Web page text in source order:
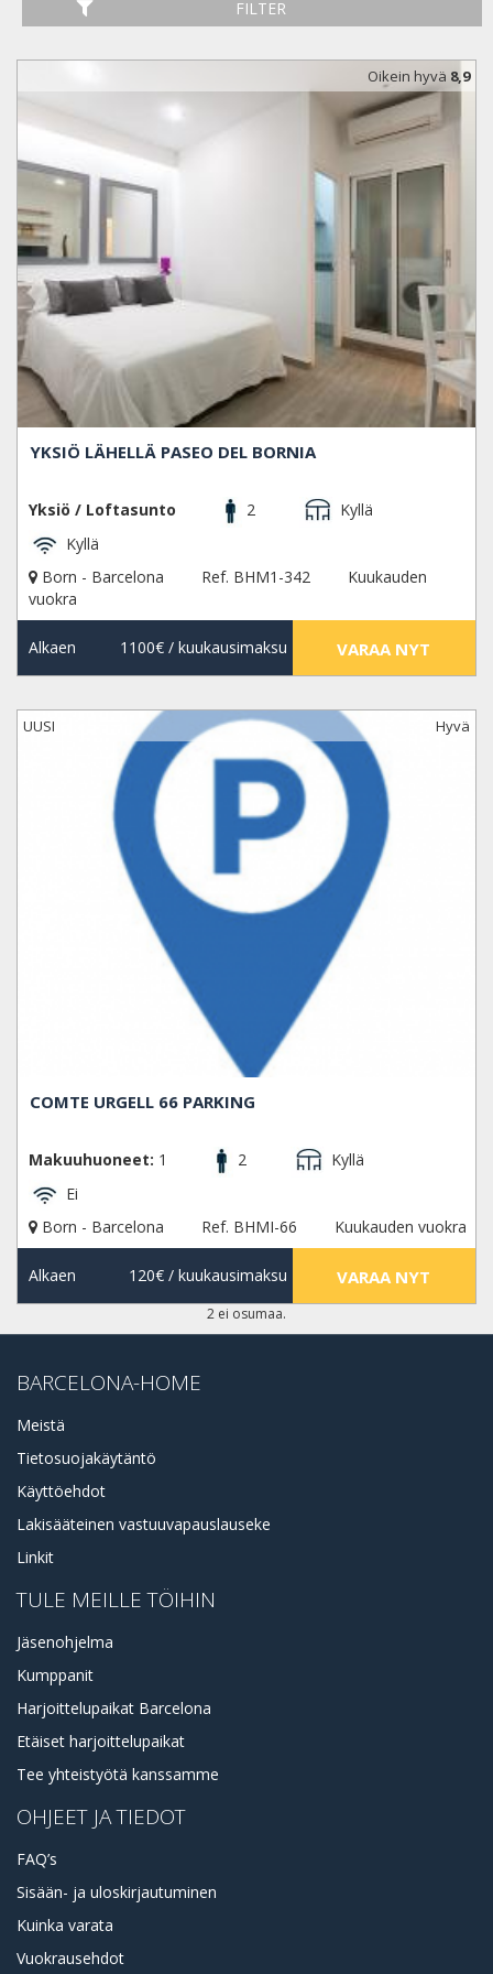
FILTER
Oikein hyvä 8,9
YKSIÖ LÄHELLÄ PASEO DEL BORNIA
Yksiö / Loftasunto 2
Kyllä
Kyllä
Born - Barcelona
Ref. BHM1-342
Kuukauden
vuokra
Alkaen 1100€/ kuukausimaksu VARAA NYT
UUSI Hyvä
COMTE URGELL 66 PARKING
Makuuhuoneet: 1 2
Kyllä
Ei
Born - Barcelona
Ref. BHMI-66 Kuukauden vuokra
Alkaen 120€/ kuukausimaksu VARAA NYT
2 ei osumaa.
BARCELONA-HOME
Meistä
Tietosuojakäytäntö
Käyttöehdot
Lakisääteinen vastuuvapauslauseke
Linkit
TULE MEILLE TÖIHIN
Jäsenohjelma
Kumppanit
Harjoittelupaikat Barcelona
Etäiset harjoittelupaikat
Tee yhteistyötä kanssamme
OHJEET JA TIEDOT
FAQ’s
Sisään- ja uloskirjautuminen
Kuinka varata
Vuokrausehdot